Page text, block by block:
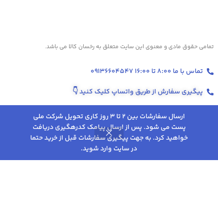
ارسال سفارشات بین 2 تا 3 روز کاری تحویل شرکت ملی
پست می شود. پس از ارسال پیامک کدرهگیری دریافت
خواهید کرد. به جهت پیگیری سفارشات قبل از خرید حتما
در سایت وارد شوید.
تمامی حقوق مادی و معنوی این سایت متعلق به رخسان کالا می باشد.
تماس با ما 8:00 تا 16:00 09136604547
پیگیری سفارش از طریق واتساپ کلیک کنید👇
تخفیف‌ها و پروموشن‌های ویژه در اینستاگرام 👇
ترازو دیجیتال
هایتک مدل HI-
5,069,000تومان
4,247,000تومان
انتخاب
گزینه
0